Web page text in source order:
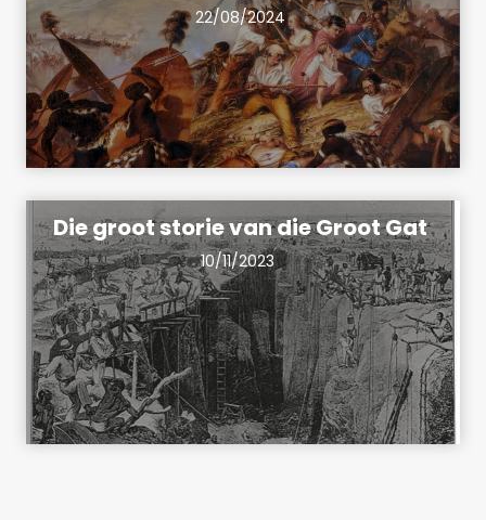
22/08/2024
Die groot storie van die Groot Gat
10/11/2023